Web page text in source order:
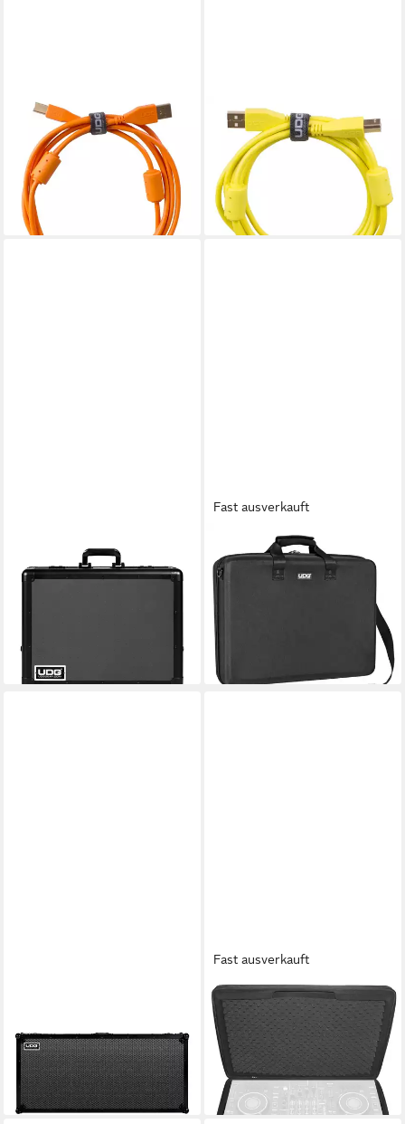
UDG
Audio-Kabel, Ultimate Audio
Cable USB 2.0 A-B Orange
Straight 1m (U95001OR) -
9,61 €
lieferbar - in 4-5 Werktagen bei dir
UDG
Audio-Kabel, Ultimate Audio
Cable USB 2.0 A-B Yellow
Straight 1m (U95001YL) -
10,69 €
lieferbar - in 4-5 Werktagen bei dir
DVD-Hülle, Pick Foam
Flightcase CDJ-3000X Black
Fast ausverkauft
DVD-Hülle, Creator
AlphaTheta CDJ-3000X
Hardcase Black (U8336BL) -
lieferbar - in 4-5 Werktagen bei dir
3000X DJM-A9 Black
(U91111BL) - Player Case
459,00 €
lieferbar - in 4-5 Werktagen bei dir
Fast ausverkauft
Koffer, Creator Denon DJ SC
LIVE 4 Hardcase, Black
(U8319BL) - DJ Controller
142,56 €
lieferbar - in 4-5 Werktagen bei dir